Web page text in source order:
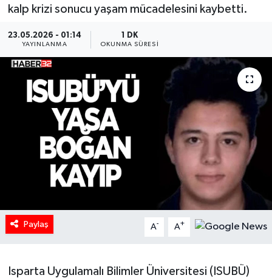
kalp krizi sonucu yaşam mücadelesini kaybetti.
23.05.2026 - 01:14
YAYINLANMA
1 DK
OKUNMA SÜRESI
Paylaş A- A+
Isparta Uygulamalı Bilimler Üniversitesi (ISUBÜ)
EĞİTİM
GENEL
HABERDE İNSAN
İlginç
KÜLTÜR SANAT
Oyun
Son Dakika Haberleri
Haber Arşivi